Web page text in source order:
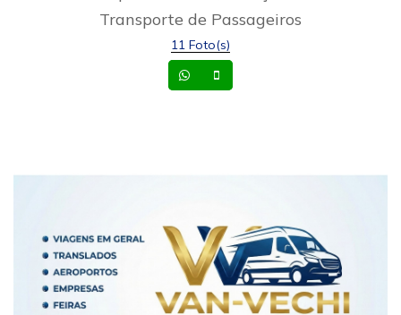
Transporte de Passageiros
11 Foto(s)
Whatsapp